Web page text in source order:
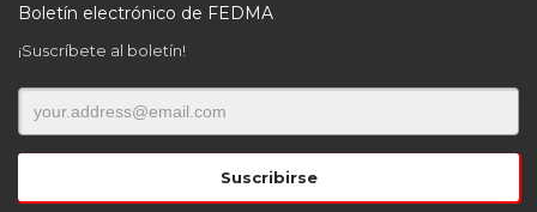
Boletín electrónico de FEDMA
¡Suscríbete al boletín!